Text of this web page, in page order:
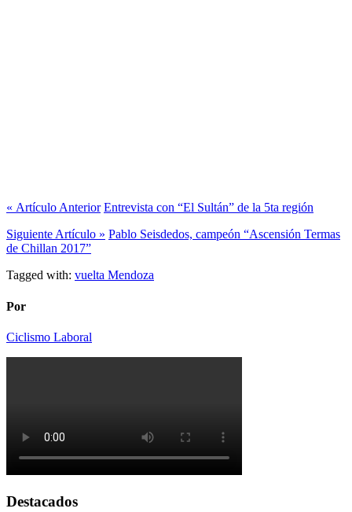
« Artículo Anterior Entrevista con “El Sultán” de la 5ta región
Siguiente Artículo » Pablo Seisdedos, campeón “Ascensión Termas
de Chillan 2017”
Tagged with: vuelta Mendoza
Por
Ciclismo Laboral
Destacados